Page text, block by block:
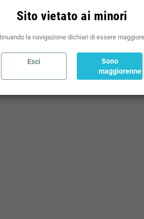
Sito vietato ai minori
la navigazione dichiari di essere
Esci
Sono
maggiorenne